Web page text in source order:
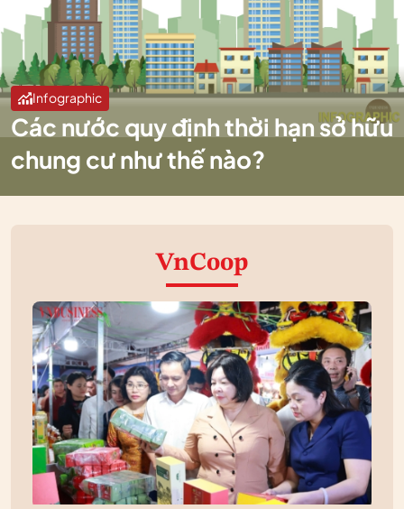
Infographic
Các nước quy định thời hạn sở hữu
chung cư như thế nào?
VnCoop